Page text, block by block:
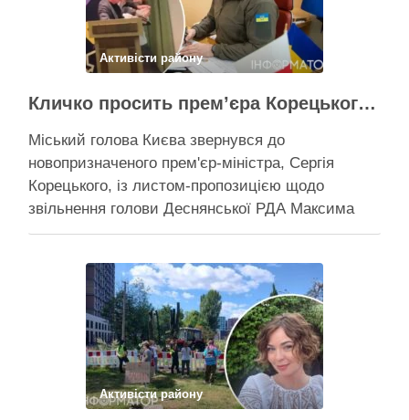
Поділитися у соцмережах:
Активісти району
Кличко просить прем’єра Корецького внести президентові подання на звільнення володаря Троєщини Бахматова
Міський голова Києва звернувся до
новопризначеного прем'єр-міністра, Сергія
Корецького, із листом-пропозицією щодо
звільнення голови Деснянської РДА Максима
Бахматова Кличко написав листа прем'єрові
подання президентові на Бахматова, що
образив його заступницю Анну Старостенко
Міський голова Києва звернувся до
новопризначеного прем’єр-міністра, Сергія
Корецького, із листом-пропозицією щодо
звільнення “володаря …
Активісти району